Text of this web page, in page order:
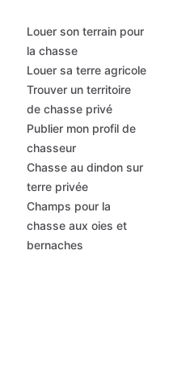
Louer son terrain pour
la chasse
Louer sa terre agricole
Trouver un territoire
de chasse privé
Publier mon profil de
chasseur
Chasse au dindon sur
terre privée
Champs pour la
chasse aux oies et
bernaches